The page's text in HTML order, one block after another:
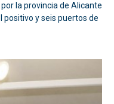
la provincia de Alicante
positivo y seis puertos de